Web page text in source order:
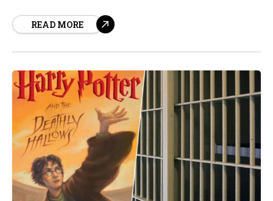
fuentes, los robots militares existen y se utilizan cada
READ MORE